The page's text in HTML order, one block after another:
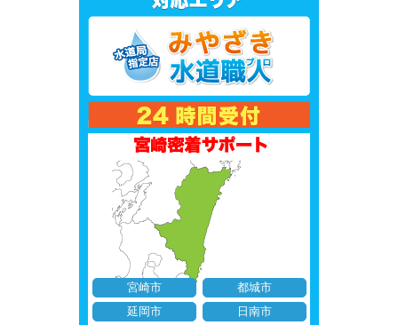
宮崎市
都城市
延岡市
日南市